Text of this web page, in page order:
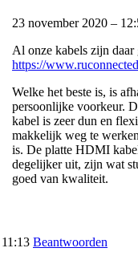
23 november 2020 –
Al onze kabels zijn daar
https://
Welke het beste is, is
persoonlijke voorkeur.
kabel is zeer dun en
makkelijk weg te
is. De platte HDMI
degelijker uit, zijn wat
goed van kwaliteit.
Beantwoorden